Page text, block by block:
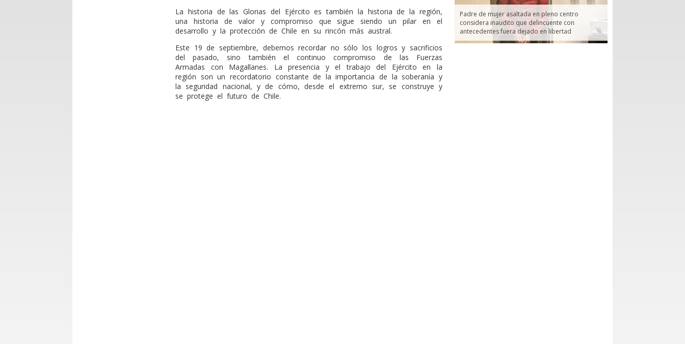
La historia de las Glorias del Ejército es también la historia de la región,
una historia de valor y compromiso que sigue siendo un pilar en el
desarrollo y la protección de Chile en su rincón más austral.
Este 19 de septiembre, debemos recordar no sólo los logros y sacrificios
del pasado, sino también el continuo compromiso de las Fuerzas
Armadas con Magallanes. La presencia y el trabajo del Ejército en la
región son un recordatorio constante de la importancia de la soberanía y
la seguridad nacional, y de cómo, desde el extremo sur, se construye y
se protege el futuro de Chile.
Padre de mujer asaltada en pleno centro
considera inaudito que delincuente con
antecedentes fuera dejado en libertad